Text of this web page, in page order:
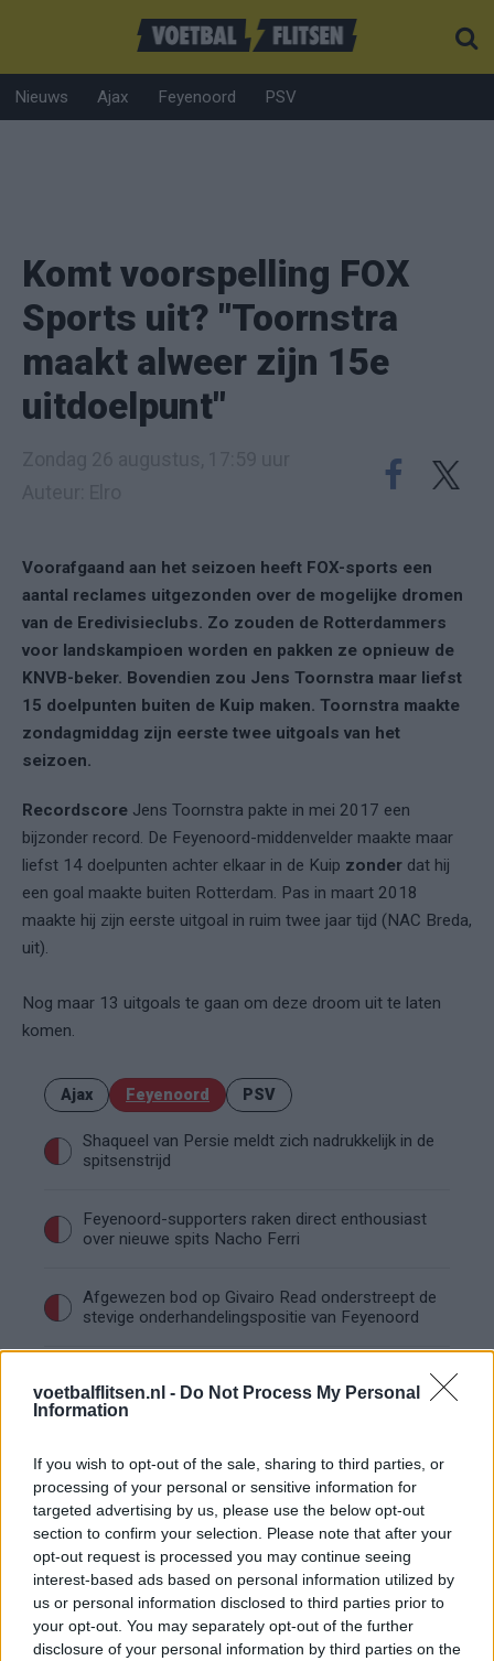
voetbalflitsen.nl - Do Not Process My Personal
Information
If you wish to opt-out of the sale, sharing to third parties, or
processing of your personal or sensitive information for
targeted advertising by us, please use the below opt-out
section to confirm your selection. Please note that after your
opt-out request is processed you may continue seeing
interest-based ads based on personal information utilized by
us or personal information disclosed to third parties prior to
your opt-out. You may separately opt-out of the further
disclosure of your personal information by third parties on the
Nieuws Ajax Feyenoord PSV
Komt voorspelling FOX
Sports uit? "Toornstra
maakt alweer zijn 15e
uitdoelpunt"
Voorafgaand aan het seizoen heeft FOX-sports een
aantal reclames uitgezonden over de mogelijke dromen
van de Eredivisieclubs. Zo zouden de Rotterdammers
voor landskampioen worden en pakken ze opnieuw de
KNVB-beker. Bovendien zou Jens Toornstra maar liefst
15 doelpunten buiten de Kuip maken. Toornstra maakte
zondagmiddag zijn eerste twee uitgoals van het
seizoen.
Recordscore Jens Toornstra pakte in mei 2017 een
bijzonder record. De Feyenoord-middenvelder maakte maar
liefst 14 doelpunten achter elkaar in de Kuip zonder dat hij
een goal maakte buiten Rotterdam. Pas in maart 2018
maakte hij zijn eerste uitgoal in ruim twee jaar tijd (NAC Breda,
uit).
Nog maar 13 uitgoals te gaan om deze droom uit te laten
komen.
Ajax Feyenoord PSV
Shaqueel van Persie meldt zich nadrukkelijk in de
spitsenstrijd
Feyenoord-supporters raken direct enthousiast
over nieuwe spits Nacho Ferri
Afgewezen bod op Givairo Read onderstreept de
stevige onderhandelingspositie van Feyenoord
transfersignaal
Staf Van Bronckhorst rond: nu nog de selectie
Feyenoord lost met nieuwe controleur direct
groot probleem van vorig seizoen op
Feyenoord begint voorbereiding overtuigend: zo
ziet de route naar de seizoensstart eruit